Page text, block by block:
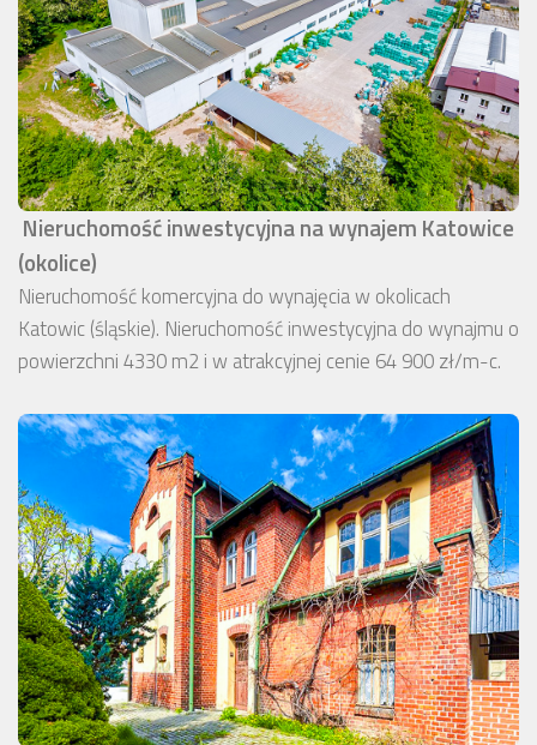
Nieruchomość inwestycyjna na wynajem Katowice
(okolice)
Nieruchomość komercyjna do wynajęcia w okolicach
Katowic (śląskie). Nieruchomość inwestycyjna do wynajmu o
powierzchni 4330 m2 i w atrakcyjnej cenie 64 900 zł/m-c.